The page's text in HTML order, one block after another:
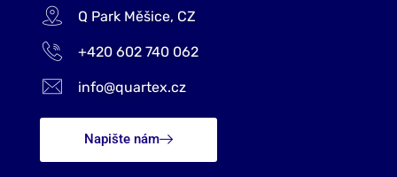
Q Park Měšice, CZ
+420 602 740 062
info@quartex.cz
Napište nám